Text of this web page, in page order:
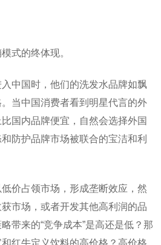
式的终体现。
中国时，他们的洗发水品牌如飘
当中国消费者看到明星代言的外
国内品牌便宜，自然会选择外国
防护品牌市场被联合的宝洁和利
价占领市场，形成垄断效应，然
市场，或者开发其他高利润的品
带来的“竞争成本”是高还是低？那